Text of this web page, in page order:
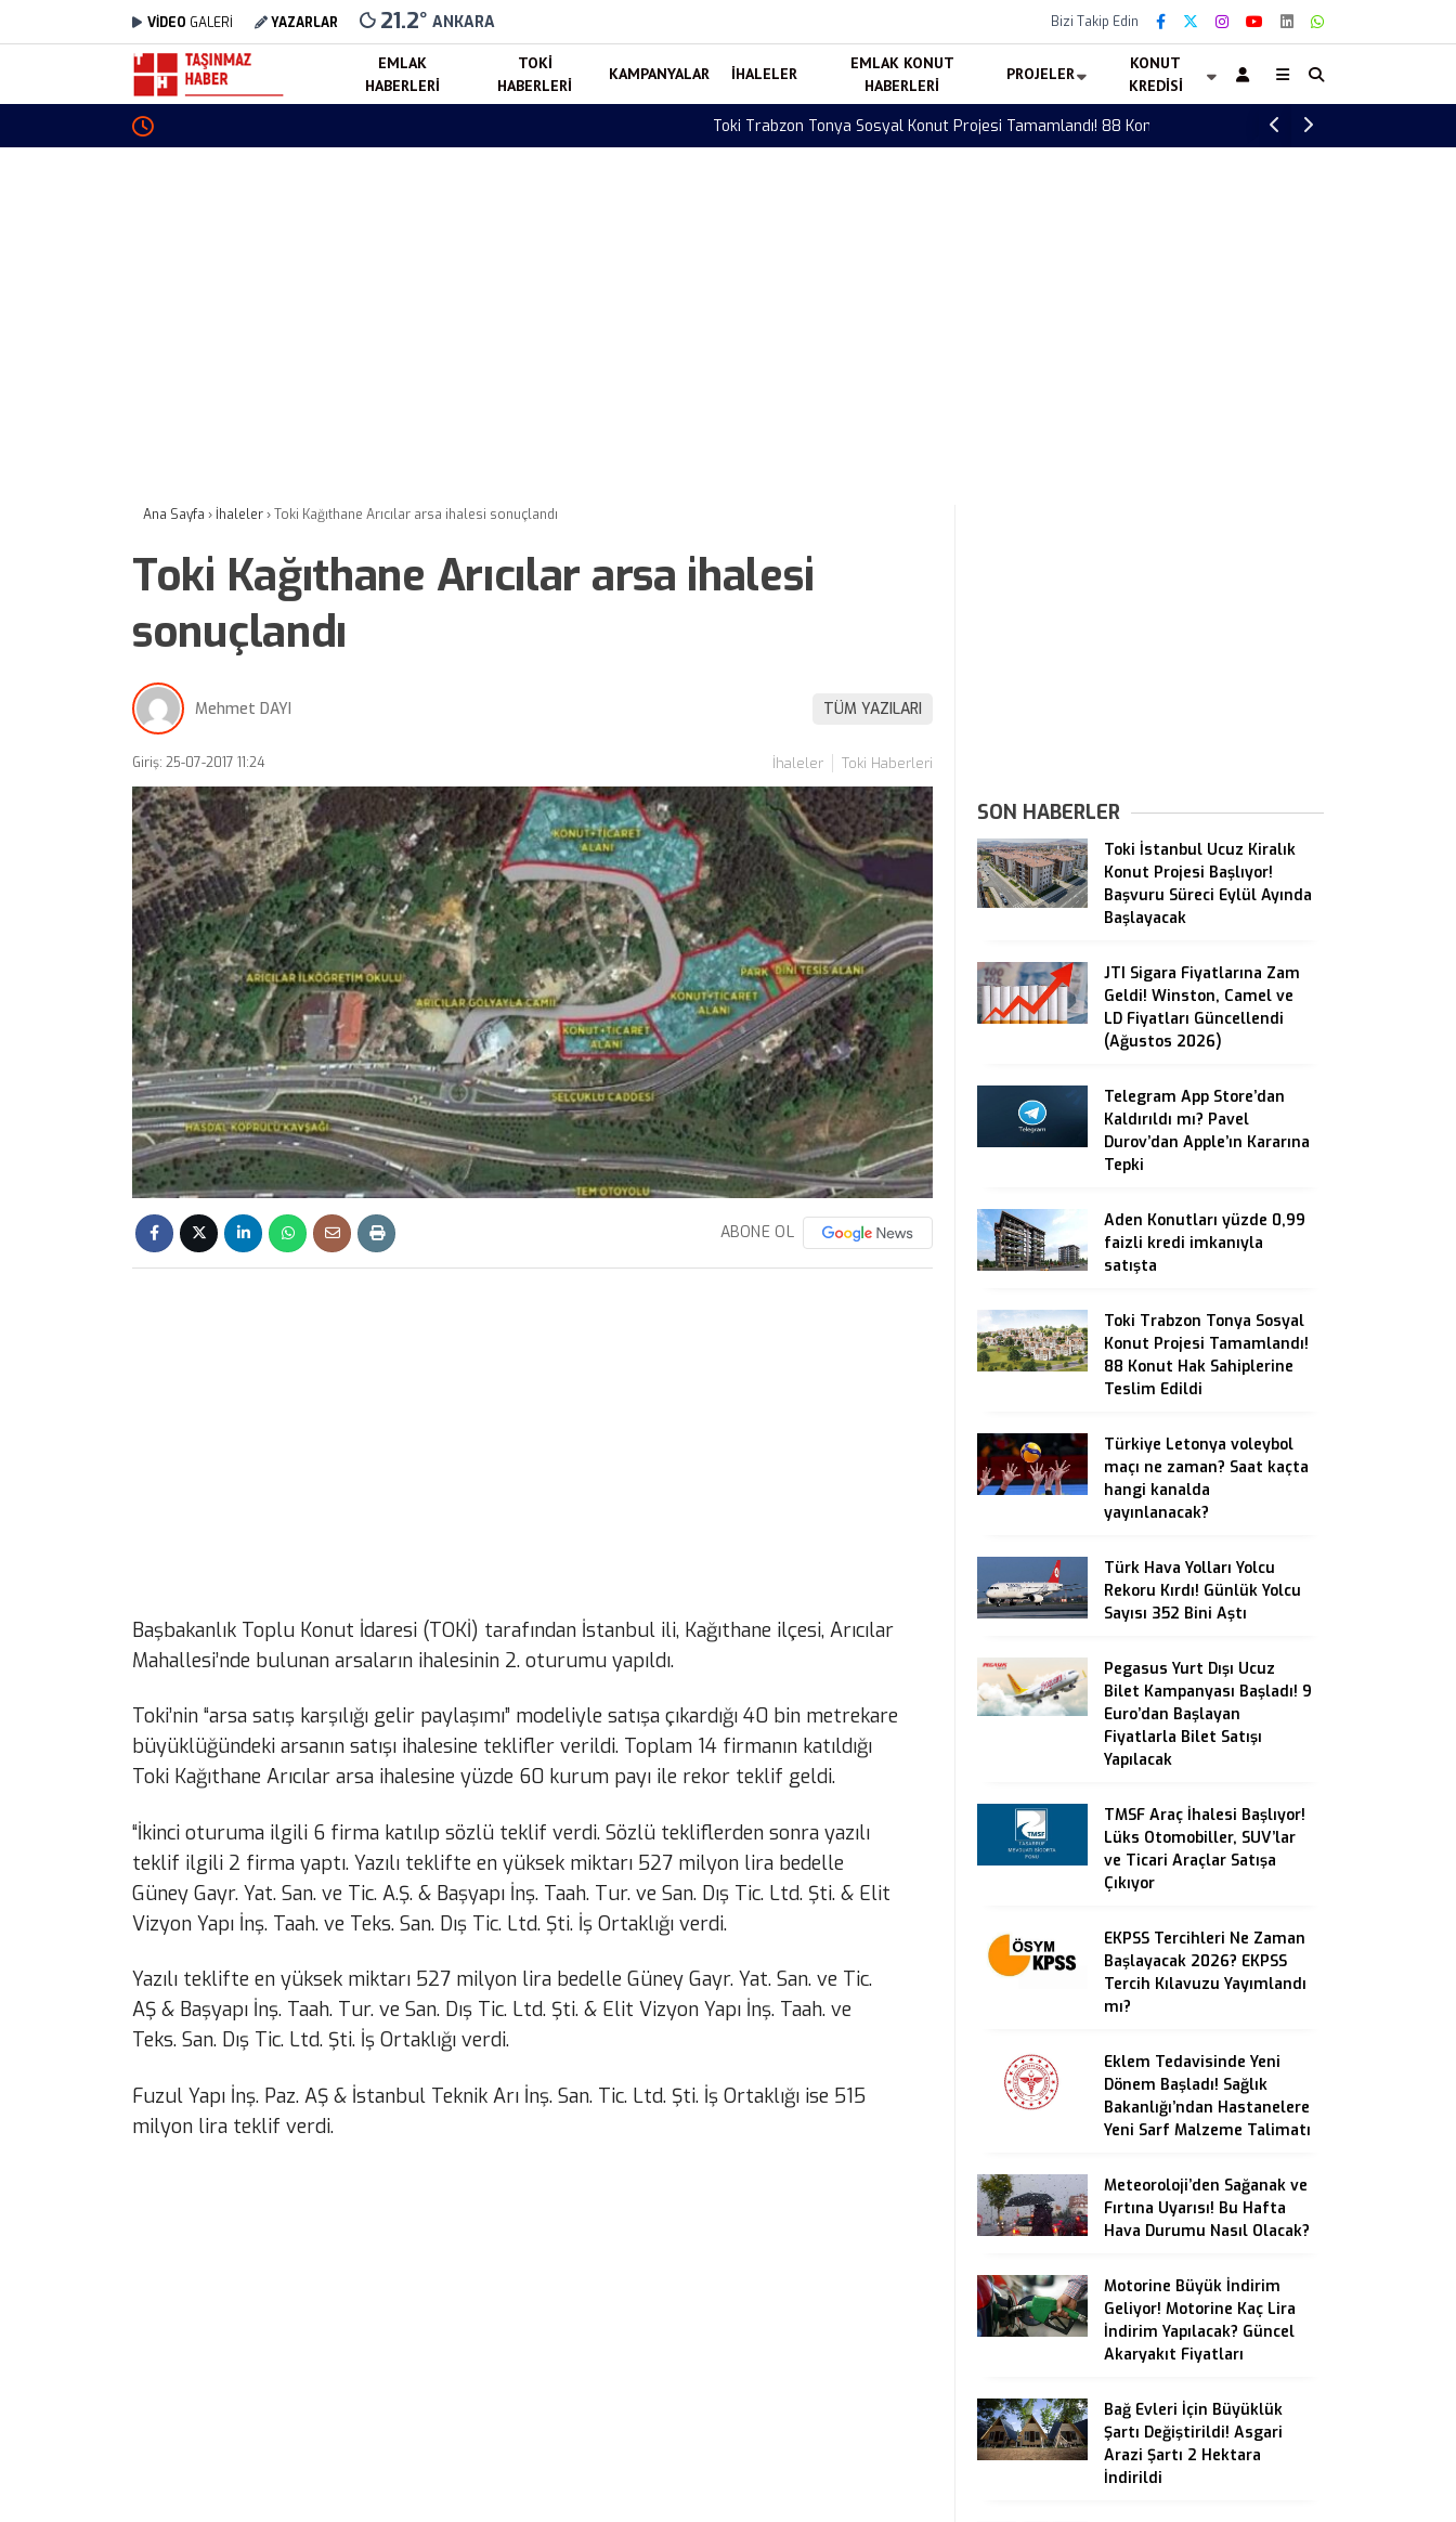
VİDEO GALERİ YAZARLAR 21.2° ANKARA Bizi Takip Edin
EMLAK
HABERLERI
TOKI
HABERLERI
KAMPANYALAR İHALELER
EMLAK KONUT
HABERLERI
PROJELER
KONUT
KREDISI
Toki Trabzon Tonya Sosyal Konut Projesi Tamamlandı! 88 Konut Hak Sahiplerine Teslim Edildi Türkiye Letonya voleybol maçı ne
Ana Sayfa › İhaleler›Toki Kağıthane Arıcılar arsa ihalesi sonuçlandı
Toki Kağıthane Arıcılar arsa ihalesi
sonuçlandı
Mehmet DAYI TÜM YAZILARI
Giriş: 25-07-2017 11:24 İhaleler Toki Haberleri
ABONE OL
Başbakanlık Toplu Konut İdaresi (TOKİ) tarafından İstanbul ili, Kağıthane ilçesi, Arıcılar
Mahallesi’nde bulunan arsaların ihalesinin 2. oturumu yapıldı.
Toki’nin “arsa satış karşılığı gelir paylaşımı” modeliyle satışa çıkardığı 40 bin metrekare
büyüklüğündeki arsanın satışı ihalesine teklifler verildi. Toplam 14 firmanın katıldığı
Toki Kağıthane Arıcılar arsa ihalesine yüzde 60 kurum payı ile rekor teklif geldi.
“İkinci oturuma ilgili 6 firma katılıp sözlü teklif verdi. Sözlü tekliflerden sonra yazılı
teklif ilgili 2 firma yaptı. Yazılı teklifte en yüksek miktarı 527 milyon lira bedelle
Güney Gayr. Yat. San. ve Tic. A.Ş. & Başyapı İnş. Taah. Tur. ve San. Dış Tic. Ltd. Şti. & Elit
Vizyon Yapı İnş. Taah. ve Teks. San. Dış Tic. Ltd. Şti. İş Ortaklığı verdi.
Yazılı teklifte en yüksek miktarı 527 milyon lira bedelle Güney Gayr. Yat. San. ve Tic.
AŞ & Başyapı İnş. Taah. Tur. ve San. Dış Tic. Ltd. Şti. & Elit Vizyon Yapı İnş. Taah. ve
Teks. San. Dış Tic. Ltd. Şti. İş Ortaklığı verdi.
Fuzul Yapı İnş. Paz. AŞ & İstanbul Teknik Arı İnş. San. Tic. Ltd. Şti. İş Ortaklığı ise 515
milyon lira teklif verdi.
SON HABERLER
Toki İstanbul Ucuz Kiralık
Konut Projesi Başlıyor!
Başvuru Süreci Eylül Ayında
Başlayacak
JTI Sigara Fiyatlarına Zam
Geldi! Winston, Camel ve
LD Fiyatları Güncellendi
(Ağustos 2026)
Telegram App Store’dan
Kaldırıldı mı? Pavel
Durov’dan Apple’ın Kararına
Tepki
Aden Konutları yüzde 0,99
faizli kredi imkanıyla
satışta
Toki Trabzon Tonya Sosyal
Konut Projesi Tamamlandı!
88 Konut Hak Sahiplerine
Teslim Edildi
Türkiye Letonya voleybol
maçı ne zaman? Saat kaçta
hangi kanalda
yayınlanacak?
Türk Hava Yolları Yolcu
Rekoru Kırdı! Günlük Yolcu
Sayısı 352 Bini Aştı
Pegasus Yurt Dışı Ucuz
Bilet Kampanyası Başladı! 9
Euro’dan Başlayan
Fiyatlarla Bilet Satışı
Yapılacak
TMSF Araç İhalesi Başlıyor!
Lüks Otomobiller, SUV’lar
ve Ticari Araçlar Satışa
Çıkıyor
EKPSS Tercihleri Ne Zaman
Başlayacak 2026? EKPSS
Tercih Kılavuzu Yayımlandı
mı?
Eklem Tedavisinde Yeni
Dönem Başladı! Sağlık
Bakanlığı’ndan Hastanelere
Yeni Sarf Malzeme Talimatı
Meteoroloji’den Sağanak ve
Fırtına Uyarısı! Bu Hafta
Hava Durumu Nasıl Olacak?
Motorine Büyük İndirim
Geliyor! Motorine Kaç Lira
İndirim Yapılacak? Güncel
Akaryakıt Fiyatları
Bağ Evleri İçin Büyüklük
Şartı Değiştirildi! Asgari
Arazi Şartı 2 Hektara
İndirildi